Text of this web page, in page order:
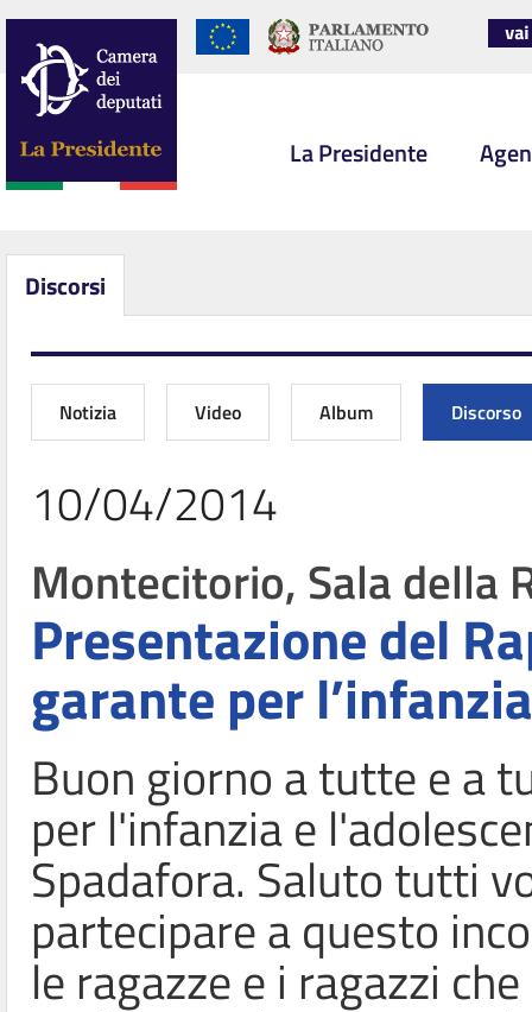
La Presidente
Discorsi
Notizia Video Album Discorso
10/04/2014
Montecitorio, Sala della
Presentazione del
garante per
Buon giorno a tutte e a
per l'infanzia e
Spadafora. Saluto tutti
partecipare a questo
le ragazze e i ragazzi